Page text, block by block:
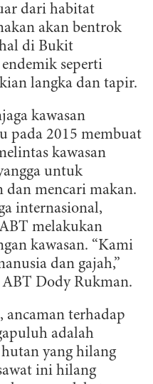
dari habitat
akan bentrok
di Bukit
seperti
langka dan tapir.
kawasan
pada 2015 membuat
kawasan
untuk
dan mencari makan.
internasional,
melakukan
kawasan. “Kami
dan gajah,”
Dody Rukman.
ancaman terhadap
adalah
yang hilang
ini hilang